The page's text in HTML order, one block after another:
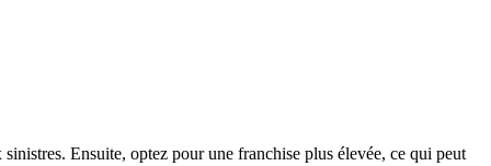
Ensuite, optez pour une franchise plus élevée, ce qui peut